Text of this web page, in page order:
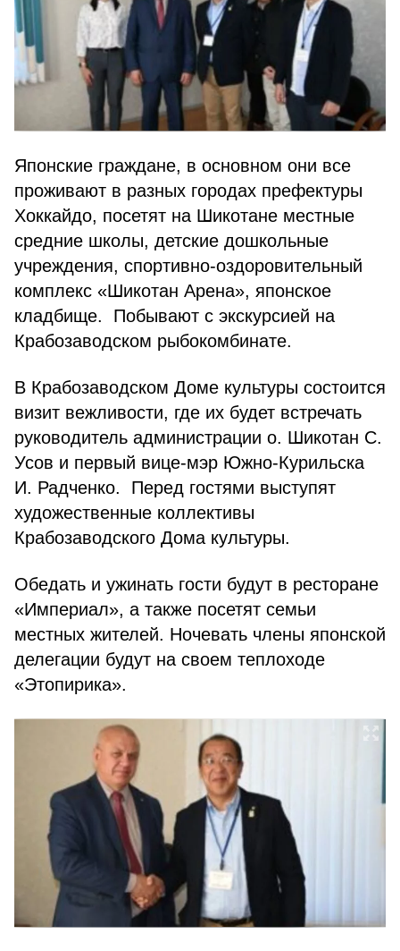
Японские граждане, в основном они все
проживают в разных городах префектуры
Хоккайдо, посетят на Шикотане местные
средние школы, детские дошкольные
учреждения, спортивно-оздоровительный
комплекс «Шикотан Арена», японское
кладбище. Побывают с экскурсией на
Крабозаводском рыбокомбинате.
В Крабозаводском Доме культуры состоится
визит вежливости, где их будет встречать
руководитель администрации о. Шикотан С.
Усов и первый вице-мэр Южно-Курильска
И. Радченко. Перед гостями выступят
художественные коллективы
Крабозаводского Дома культуры.
Обедать и ужинать гости будут в ресторане
«Империал», а также посетят семьи
местных жителей. Ночевать члены японской
делегации будут на своем теплоходе
«Этопирика».